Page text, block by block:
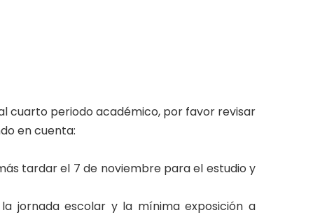
cuarto periodo académico, por favor revisar
en cuenta:
tardar el 7 de noviembre para el estudio y
jornada escolar y la mínima exposición a